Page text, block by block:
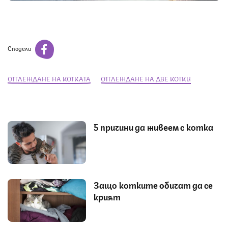
Сподели
ОТГЛЕЖДАНЕ НА КОТКАТА ОТГЛЕЖДАНЕ НА ДВЕ КОТКИ
5 причини да живеем с котка
Защо котките обичат да се
крият